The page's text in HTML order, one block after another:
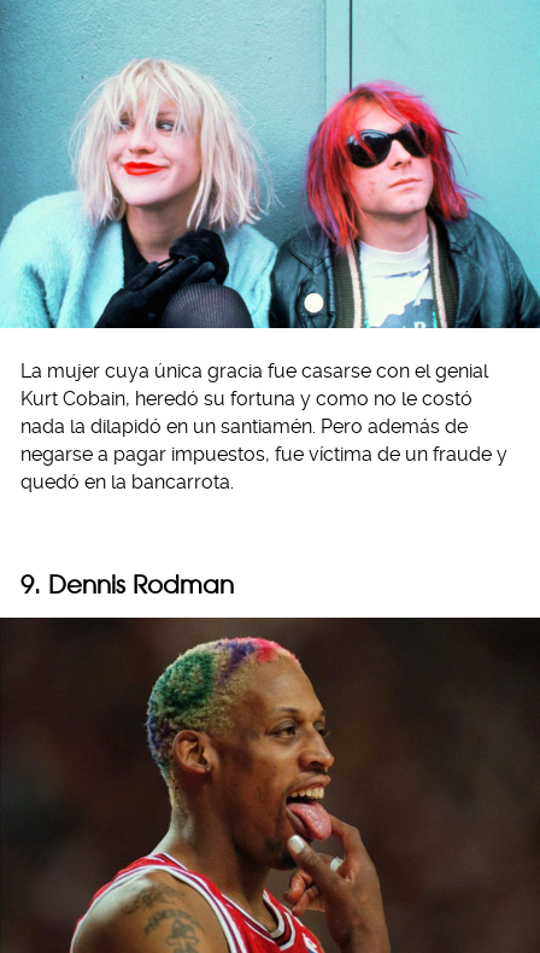
La mujer cuya única gracia fue casarse con el genial
Kurt Cobain, heredó su fortuna y como no le costó
nada la dilapidó en un santiamén. Pero además de
negarse a pagar impuestos, fue víctima de un fraude y
quedó en la bancarrota.
9. Dennis Rodman